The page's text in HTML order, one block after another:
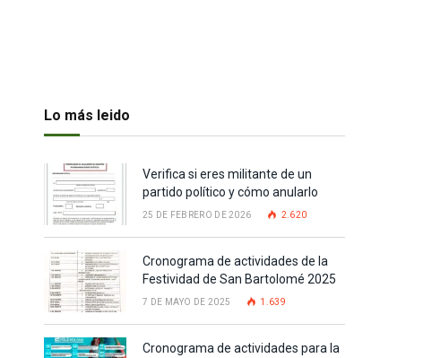
Lo más leido
Verifica si eres militante de un
partido político y cómo anularlo
25 DE FEBRERO DE 2026 2.620
Cronograma de actividades de la
Festividad de San Bartolomé 2025
7 DE MAYO DE 2025 1.639
Cronograma de actividades para la